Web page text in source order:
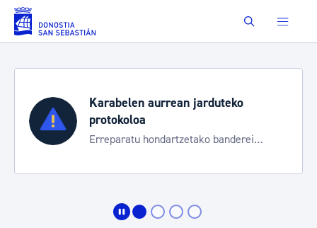
Eduki nagusira joan Buscar
Karabelen aurrean jarduteko
protokoloa
Erreparatu hondartzetako banderei